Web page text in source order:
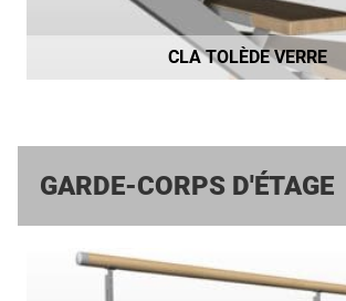
CLA TOLÈDE VERRE
GARDE-CORPS D'ÉTAGE